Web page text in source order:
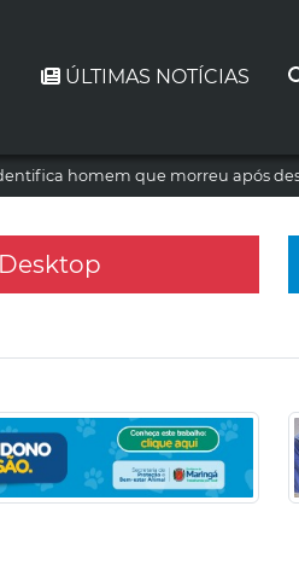
ÚLTIMAS NOTÍCIAS
homem que morreu após